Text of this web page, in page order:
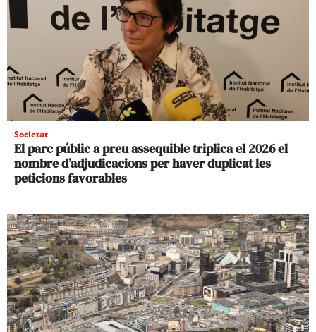
Societat
El parc públic a preu assequible triplica el 2026 el
nombre d’adjudicacions per haver duplicat les
peticions favorables